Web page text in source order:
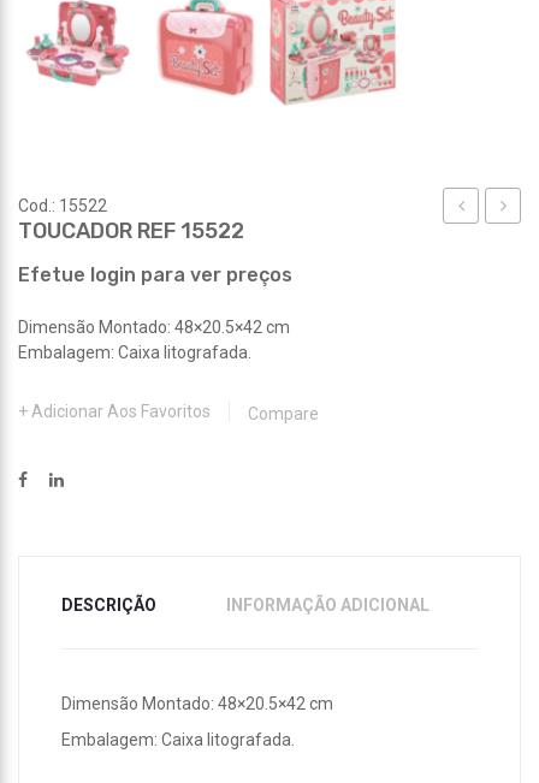
Cod.: 15522
TOUCADOR REF 15522
Efetue login para ver preços
Dimensão Montado: 48×20.5×42 cm
Embalagem: Caixa litografada.
Adicionar Aos Favoritos Compare
DESCRIÇÃO INFORMAÇÃO ADICIONAL
Dimensão Montado: 48×20.5×42 cm
Embalagem: Caixa litografada.